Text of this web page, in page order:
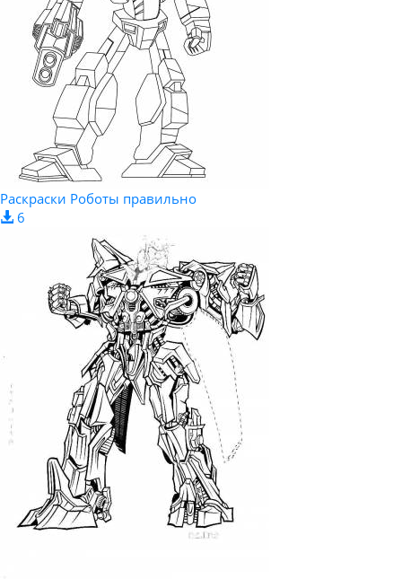
Раскраски Роботы правильно
6